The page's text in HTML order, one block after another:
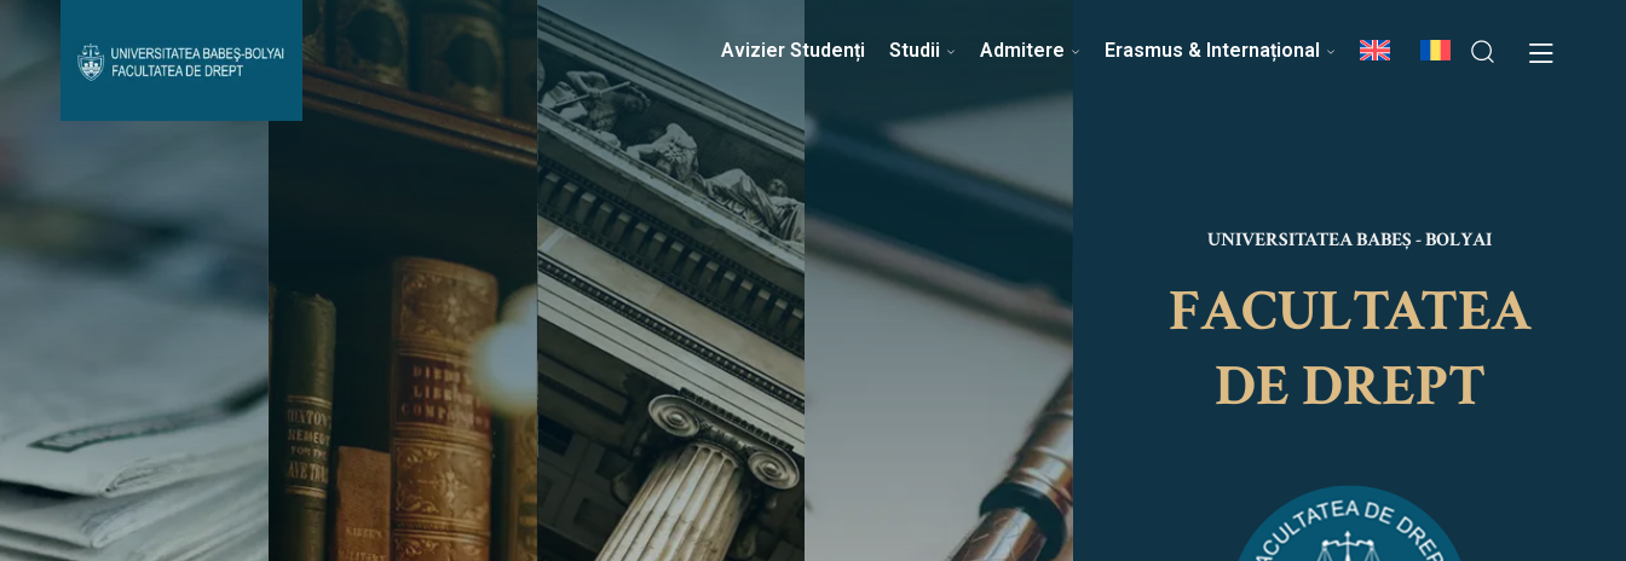
Avizier Studenți Admitere Erasmus & Internațional Despre Facultate Știri Echipa Facultății
Contact
Avizier Studenți Studii Admitere Erasmus & Internațional
UNIVERSITATEA BABEȘ - BOLYAI
FACULTATEA
DE DREPT